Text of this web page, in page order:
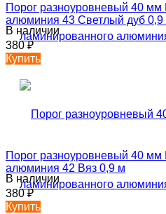
Порог разноуровневый 40 мм
алюминия 43 Светлый дуб 0,9
В наличии
380₽
Купить
Порог разноуровневый 40 мм
алюминия 42 Вяз 0,9 м
В наличии
380₽
Купить